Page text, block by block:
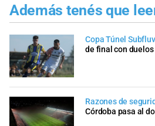
Además tenés que
Copa Túnel
de final con
Razones de
Córdoba pasa al